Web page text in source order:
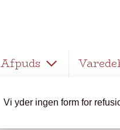
Afpuds
Vi yder ingen form for